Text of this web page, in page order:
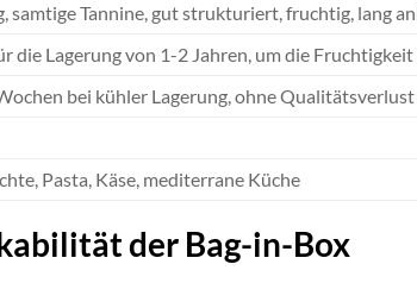
samtige Tannine, gut strukturiert, fruchtig, lang
die Lagerung von 1-2 Jahren, um die
bei kühler Lagerung, ohne
Pasta, Käse, mediterrane Küche
der Bag-in-Box